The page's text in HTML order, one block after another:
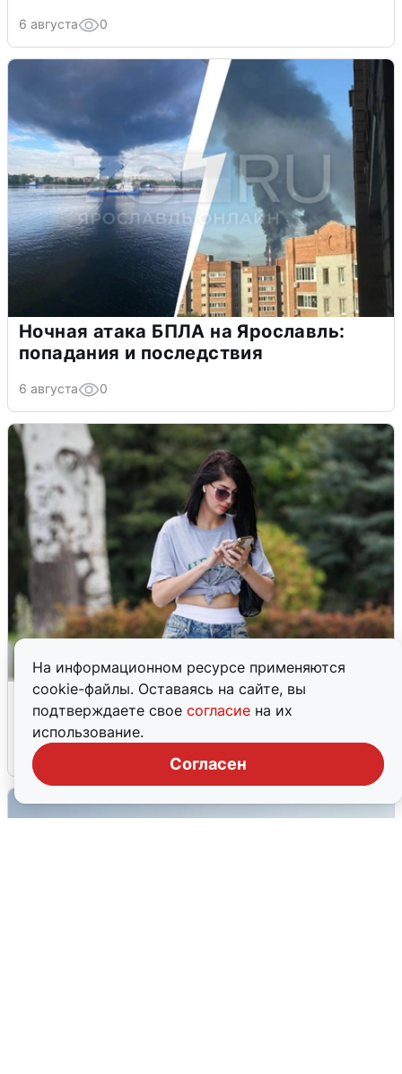
На информационном ресурсе применяются
cookie-файлы. Оставаясь на сайте, вы
подтверждаете свое согласие на их
использование.
Согласен
6 августа 0
Ночная атака БПЛА на Ярославль:
попадания и последствия
6 августа 0
Волгоградцы остались без
мобильного интернета
6 августа